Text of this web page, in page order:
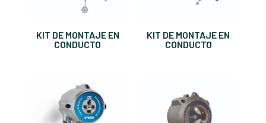
KIT DE MONTAJE EN
CONDUCTO
KIT DE MONTAJE EN
CONDUCTO